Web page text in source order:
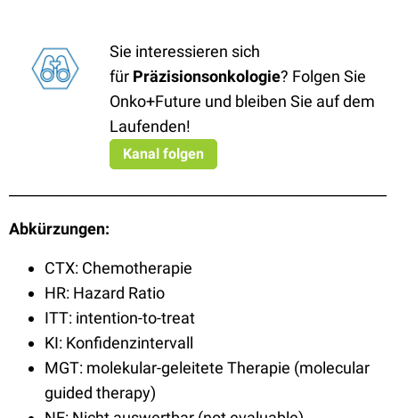
Sie interessieren sich
für Präzisionsonkologie? Folgen Sie
Onko+Future und bleiben Sie auf dem
Laufenden!
Kanal folgen
Abkürzungen:
CTX: Chemotherapie
HR: Hazard Ratio
ITT: intention-to-treat
KI: Konfidenzintervall
MGT: molekular-geleitete Therapie (molecular
guided therapy)